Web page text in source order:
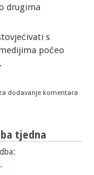
drugima
s
počeo
dodavanje komentara
tjedna